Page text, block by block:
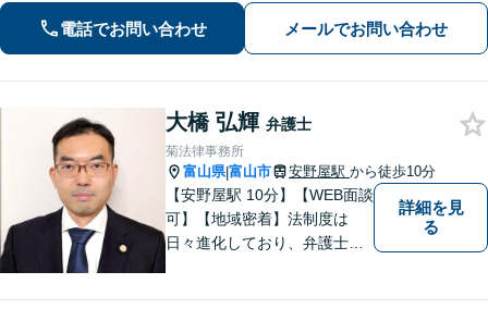
電話でお問い合わせ メールでお問い合わせ
大橋 弘輝 弁護士
菊法律事務所
富山県|富山市 安野屋駅 から徒歩10分
【安野屋駅 10分】【WEB面談
可】【地域密着】法制度は
日々進化しており、弁護士に
詳細を見
る